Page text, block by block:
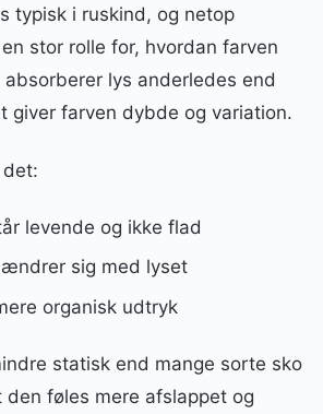
typisk i ruskind, og netop
stor rolle for, hvordan farven
absorberer lys anderledes end
giver farven dybde og variation.
levende og ikke flad
sig med lyset
organisk udtryk
statisk end mange sorte sko
føles mere afslappet og